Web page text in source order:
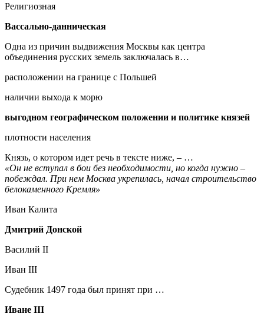
Религиозная
Вассально-данническая
Одна из причин выдвижения Москвы как центра
объединения русских земель заключалась в…
расположении на границе с Польшей
наличии выхода к морю
выгодном географическом положении и политике князей
плотности населения
Князь, о котором идет речь в тексте ниже, – …
«Он не вступал в бои без необходимости, но когда нужно –
побеждал. При нем Москва укрепилась, начал строительство
белокаменного Кремля»
Иван Калита
Дмитрий Донской
Василий II
Иван III
Судебник 1497 года был принят при …
Иване III